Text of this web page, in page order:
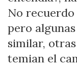
No
pero
similar,
temian el